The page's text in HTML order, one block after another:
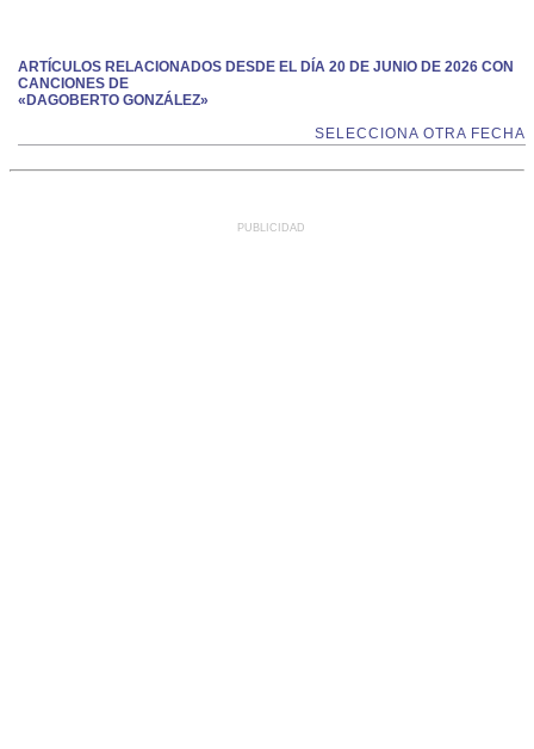
ARTÍCULOS RELACIONADOS DESDE EL DÍA 20 DE JUNIO DE 2026 CON
CANCIONES DE
«DAGOBERTO GONZÁLEZ»
SELECCIONA OTRA FECHA
PUBLICIDAD